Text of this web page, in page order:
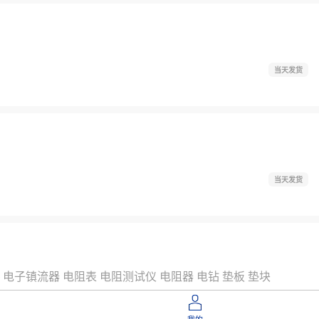
当天发货
当天发货
电子镇流器 电阻表 电阻测试仪 电阻器 电钻 垫板 垫块